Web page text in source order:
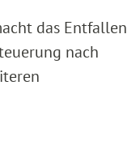
das Entfallen
nach